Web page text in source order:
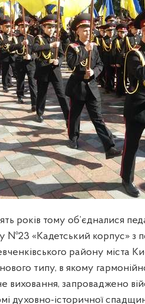
років тому об’єдналися
№23 «Кадетський корпус» з
району міста
типу, в якому
виховання, запроваджено
духовно-історичної